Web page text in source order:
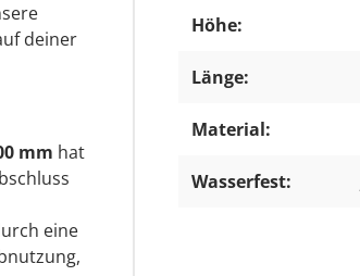
deiner
mm hat
eine
Höhe:
Länge:
Material:
Wasserfest: